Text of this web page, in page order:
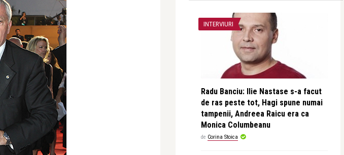
INTERVIURI
Radu Banciu: Ilie Nastase s-a facut
de ras peste tot, Hagi spune numai
tampenii, Andreea Raicu era ca
Monica Columbeanu
de Corina Stoica